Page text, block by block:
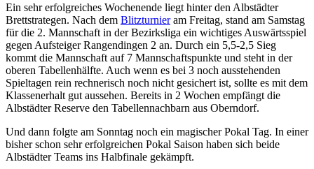
Ein sehr erfolgreiches Wochenende liegt hinter den Albstädter
Brettstrategen. Nach dem Blitzturnieram Freitag, stand am Samstag
für die 2. Mannschaft in der Bezirksliga ein wichtiges Auswärtsspiel
gegen Aufsteiger Rangendingen 2 an. Durch ein 5,5-2,5 Sieg
kommt die Mannschaft auf 7 Mannschaftspunkte und steht in der
oberen Tabellenhälfte. Auch wenn es bei 3 noch ausstehenden
Spieltagen rein rechnerisch noch nicht gesichert ist, sollte es mit dem
Klassenerhalt gut aussehen. Bereits in 2 Wochen empfängt die
Albstädter Reserve den Tabellennachbarn aus Oberndorf.
Und dann folgte am Sonntag noch ein magischer Pokal Tag. In einer
bisher schon sehr erfolgreichen Pokal Saison haben sich beide
Albstädter Teams ins Halbfinale gekämpft.